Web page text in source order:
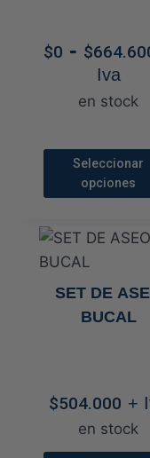
se
elegir
la
página
de
$0 - $
Iva
en stock
Seleccionar
opciones
Las
elegir
en
SET DE
BUCAL
$504.000 +
en stock